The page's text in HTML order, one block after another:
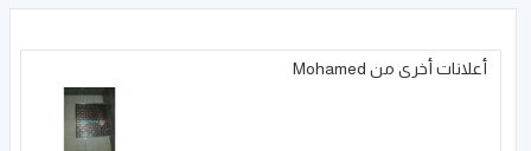
أعلانات أخرى من Mohamed